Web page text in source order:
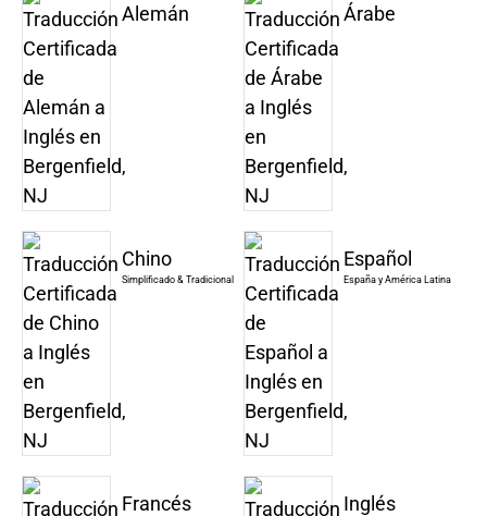
Alemán Árabe
Chino
Simplificado & Tradicional
Español
España y América Latina
Francés Inglés